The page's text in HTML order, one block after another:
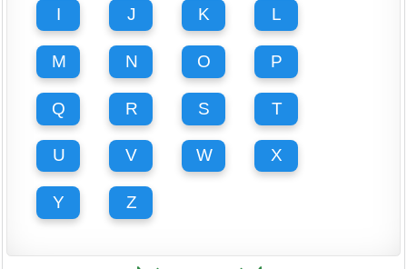
I J K L
M N O P
Q R S T
U V W X
Y Z